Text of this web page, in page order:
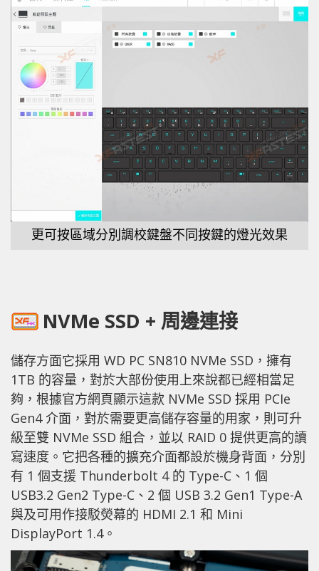
更可按區域分別調校鍵盤不同按鍵的燈光效果
NVMe SSD + 周邊連接
儲存方面它採用 WD PC SN810 NVMe SSD，擁有
1TB 的容量，對於大部份使用上來說都已經相當足
夠，根據官方網頁顯示這款 NVMe SSD 採用 PCIe
Gen4 介面，對於需要更高儲存容量的用家，則可升
級至雙 NVMe SSD 組合，並以 RAID 0 提供更高的讀
寫速度。它把各種的擴充介面都設於機身背面，分別
有 1 個支援 Thunderbolt 4 的 Type-C、1 個
USB3.2 Gen2 Type-C、2 個 USB 3.2 Gen1 Type-A
與及可用作接駁熒幕的 HDMI 2.1 和 Mini
DisplayPort 1.4。